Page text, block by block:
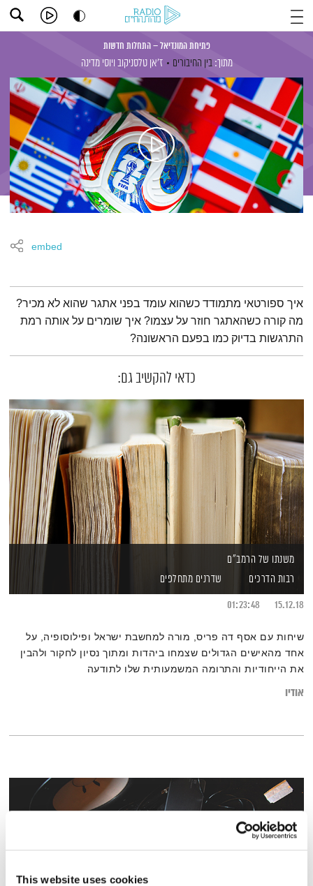
This website uses cookies
פתיחת המונדיאל – התחלות חדשות
מתוך: בין החיבורים ז'אן טלסניקוב ויוסי מדינה
embed
תמצית הפודקאסט
איך ספורטאי מתמודד כשהוא עומד בפני אתגר שהוא לא מכיר?
מה קורה כשהאתגר חוזר על עצמו? איך שומרים על אותה רמת
התרגשות בדיוק כמו בפעם הראשונה?
כדאי להקשיב גם:
משנתו של הרמב"ם
רבות הדרכים
שדרנים מתחלפים
15.12.18
01:23:48
שיחות עם אסף דה פריס, מורה למחשבת ישראל ופילוסופיה, על
אחד מהאישים הגדולים שצמחו ביהדות ומתוך נסיון לחקור ולהבין
את הייחודיות והתרומה המשמעותית שלו לתודעה
אודיו